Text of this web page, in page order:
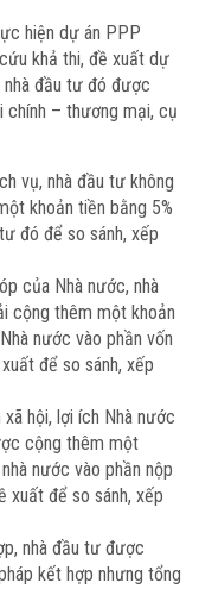
hiện dự án PPP
khả thi, đề xuất dự
đầu tư đó được
chính – thương mại, cụ
vụ, nhà đầu tư không
khoản tiền bằng 5%
đó để so sánh, xếp
của Nhà nước, nhà
cộng thêm một khoản
nước vào phần vốn
để so sánh, xếp
hội, lợi ích Nhà nước
cộng thêm một
nước vào phần nộp
xuất để so sánh, xếp
nhà đầu tư được
kết hợp nhưng tổng